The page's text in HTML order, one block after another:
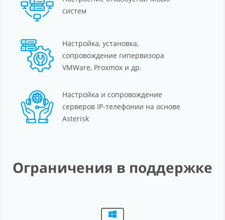
систем
Настройка, установка,
сопровождение гипервизора
VMWare, Proxmox и др.
Настройка и сопровождение
серверов IP-телефонии на основе
Asterisk
Ограничения в поддержке